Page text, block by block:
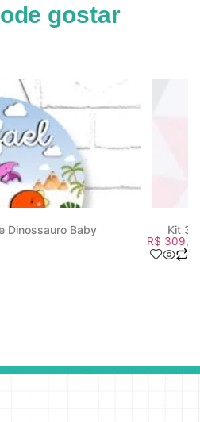
gostar
Dinossauro Baby Kit 3
R$